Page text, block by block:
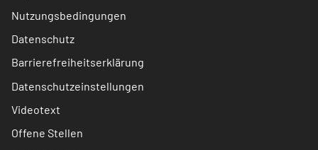
Nutzungsbedingungen
Datenschutz
Barrierefreiheitserklärung
Datenschutzeinstellungen
Videotext
Offene Stellen